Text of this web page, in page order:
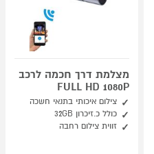
מצלמת דרך חכמה לרכב
FULL HD 1080P
צילום איכותי בתנאי חשכה
כולל כ.זיכרון 32GB
זווית צילום רחבה